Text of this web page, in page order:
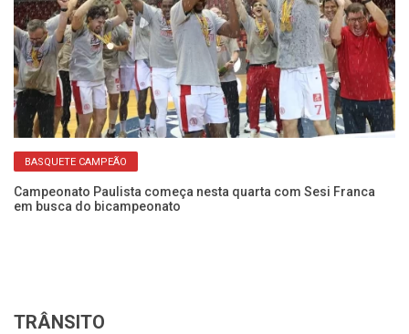
BASQUETE CAMPEÃO
Campeonato Paulista começa nesta quarta com Sesi Franca
em busca do bicampeonato
TRÂNSITO